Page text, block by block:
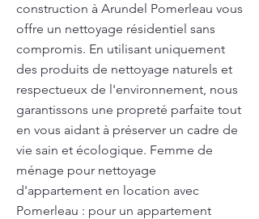
construction à Arundel Pomerleau vous
offre un nettoyage résidentiel sans
compromis. En utilisant uniquement
des produits de nettoyage naturels et
respectueux de l'environnement, nous
garantissons une propreté parfaite tout
en vous aidant à préserver un cadre de
vie sain et écologique. Femme de
ménage pour nettoyage
d'appartement en location avec
Pomerleau : pour un appartement